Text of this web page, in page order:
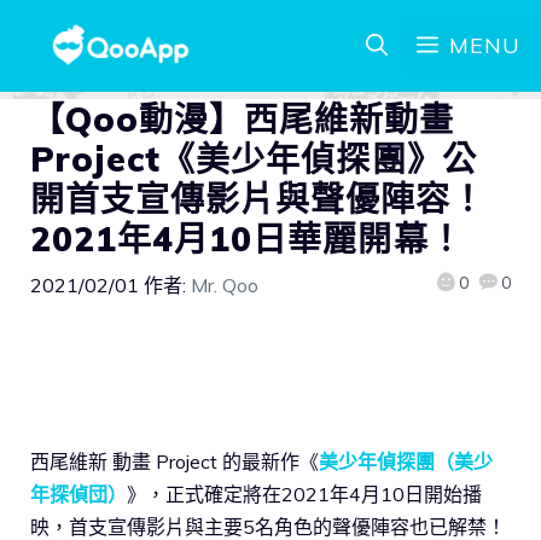
MENU
【Qoo動漫】西尾維新動畫
Project《美少年偵探團》公
開首支宣傳影片與聲優陣容！
2021年4月10日華麗開幕！
2021/02/01 作者: Mr. Qoo 0 0
西尾維新 動畫 Project 的最新作《美少年偵探團（美少
年探偵団） 》，正式確定將在2021年4月10日開始播
映，首支宣傳影片與主要5名角色的聲優陣容也已解禁！